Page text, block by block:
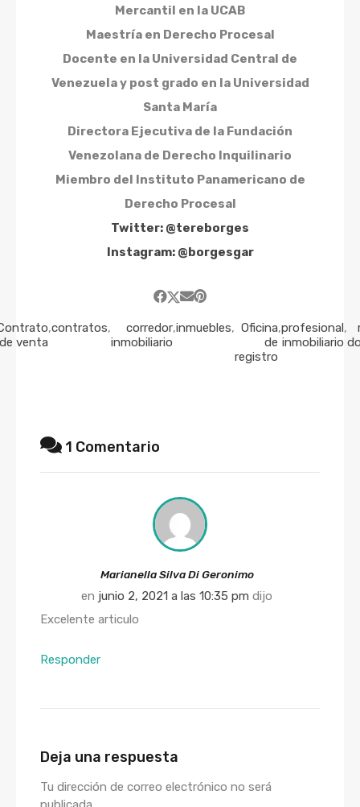
Mercantil en la UCAB
Maestría en Derecho Procesal
Docente en la Universidad Central de
Venezuela y post grado en la Universidad
Santa María
Directora Ejecutiva de la Fundación
Venezolana de Derecho Inquilinario
Miembro del Instituto Panamericano de
Derecho Procesal
Twitter: @tereborges
Instagram: @borgesgar
venta
,contratos,
corredor
inmobiliario
,inmuebles, Oficina
de
registro
,profesional
inmobiliario
,
1 Comentario
Marianella Silva Di Geronimo
en junio 2, 2021 a las 10:35 pm dijo
Excelente articulo
Responder
Deja una respuesta
Tu dirección de correo electrónico no será